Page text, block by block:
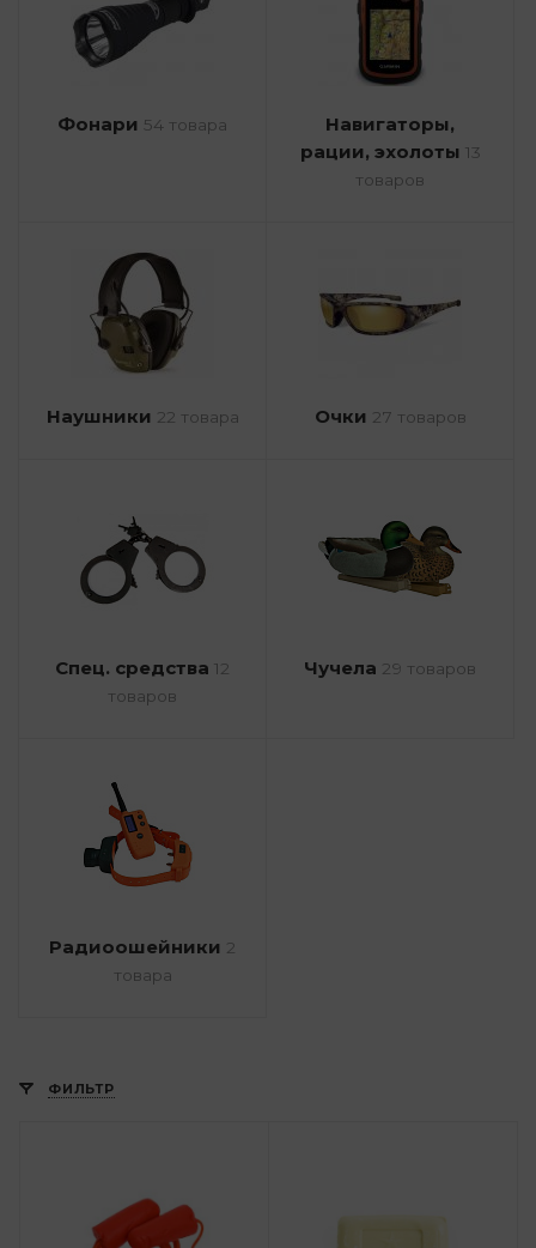
Фонари 54 товара
Навигаторы,
рации, эхолоты 13
товаров
Наушники 22 товара Очки 27 товаров
Спец. средства 12
товаров
Чучела 29 товаров
Радиоошейники 2
товара
ФИЛЬТР